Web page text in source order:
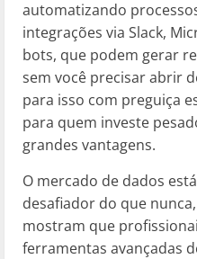
automatizando
integrações via Slack,
bots, que podem gerar
sem você precisar abrir
para isso com preguiça
para quem investe
grandes vantagens.
O mercado de dados
desafiador do que
mostram que
ferramentas avançadas